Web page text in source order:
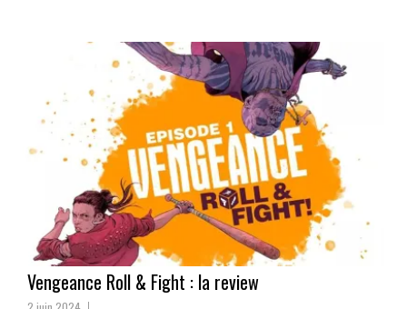
Vengeance Roll & Fight : la review